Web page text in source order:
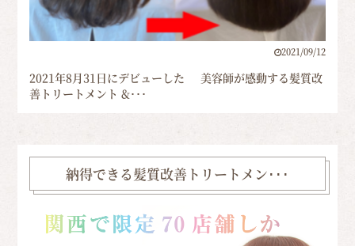
2021/09/12
2021年8月31日にデビューした 美容師が感動する髪質改
善トリートメント &･･･
納得できる髪質改善トリートメン･･･